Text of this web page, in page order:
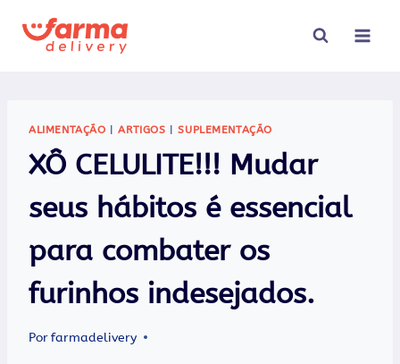
para
ALIMENTAÇÃO |ARTIGOS |SUPLEMENTAÇÃO
XÔ CELULITE!!! Mudar
seus hábitos é essencial
para combater os
furinhos indesejados.
Porfarmadelivery